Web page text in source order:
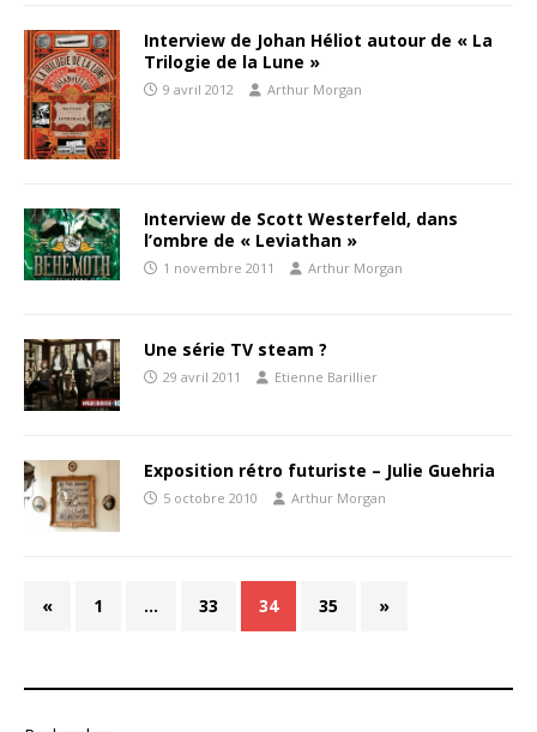
Interview de Johan Héliot autour de « La
Trilogie de la Lune »
9 avril 2012 Arthur Morgan
Interview de Scott Westerfeld, dans
l’ombre de « Leviathan »
1 novembre 2011 Arthur Morgan
Une série TV steam ?
29 avril 2011 Etienne Barillier
Exposition rétro futuriste – Julie Guehria
5 octobre 2010 Arthur Morgan
« 1 … 33 34 35 »